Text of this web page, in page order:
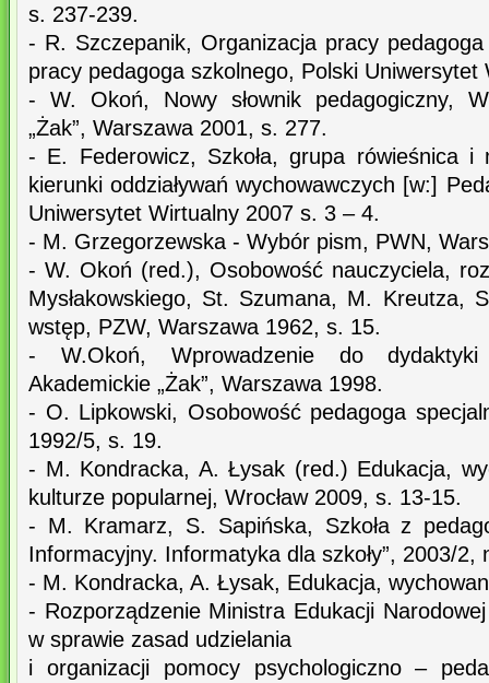
s. 237-239.
- R. Szczepanik, Organizacja pracy
pracy pedagoga szkolnego, Polski
- W. Okoń, Nowy słownik pedagogiczny,
„Żak”, Warszawa 2001, s. 277.
- E. Federowicz, Szkoła, grupa rówieśnica i
kierunki oddziaływań wychowawczych [w:]
Uniwersytet Wirtualny 2007 s. 3 – 4.
- M. Grzegorzewska - Wybór pism, PWN,
- W. Okoń (red.), Osobowość nauczyciela,
Mysłakowskiego, St. Szumana, M. Kreutza,
wstęp, PZW, Warszawa 1962, s. 15.
- W.Okoń, Wprowadzenie do dydaktyki
Akademickie „Żak”, Warszawa 1998.
- O. Lipkowski, Osobowość pedagoga
1992/5, s. 19.
- M. Kondracka, A. Łysak (red.) Edukacja,
kulturze popularnej, Wrocław 2009, s. 13-15.
- M. Kramarz, S. Sapińska, Szkoła z
Informacyjny. Informatyka dla szkoły”, 2003/2,
- M. Kondracka, A. Łysak, Edukacja,
- Rozporządzenie Ministra Edukacji
w sprawie zasad udzielania
i organizacji pomocy psychologiczno –